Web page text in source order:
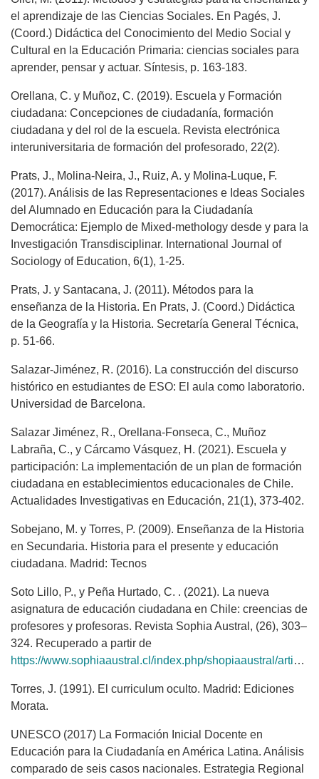
el aprendizaje de las Ciencias Sociales. En Pagés, J.
(Coord.) Didáctica del Conocimiento del Medio Social y
Cultural en la Educación Primaria: ciencias sociales para
aprender, pensar y actuar. Síntesis, p. 163-183.
Orellana, C. y Muñoz, C. (2019). Escuela y Formación
ciudadana: Concepciones de ciudadanía, formación
ciudadana y del rol de la escuela. Revista electrónica
interuniversitaria de formación del profesorado, 22(2).
Prats, J., Molina-Neira, J., Ruiz, A. y Molina-Luque, F.
(2017). Análisis de las Representaciones e Ideas Sociales
del Alumnado en Educación para la Ciudadanía
Democrática: Ejemplo de Mixed-methology desde y para la
Investigación Transdisciplinar. International Journal of
Sociology of Education, 6(1), 1-25.
Prats, J. y Santacana, J. (2011). Métodos para la
enseñanza de la Historia. En Prats, J. (Coord.) Didáctica
de la Geografía y la Historia. Secretaría General Técnica,
p. 51-66.
Salazar-Jiménez, R. (2016). La construcción del discurso
histórico en estudiantes de ESO: El aula como laboratorio.
Universidad de Barcelona.
Salazar Jiménez, R., Orellana-Fonseca, C., Muñoz
Labraña, C., y Cárcamo Vásquez, H. (2021). Escuela y
participación: La implementación de un plan de formación
ciudadana en establecimientos educacionales de Chile.
Actualidades Investigativas en Educación, 21(1), 373-402.
Sobejano, M. y Torres, P. (2009). Enseñanza de la Historia
en Secundaria. Historia para el presente y educación
ciudadana. Madrid: Tecnos
Soto Lillo, P., y Peña Hurtado, C. . (2021). La nueva
asignatura de educación ciudadana en Chile: creencias de
profesores y profesoras. Revista Sophia Austral, (26), 303–
324. Recuperado a partir de
https://www.sophiaaustral.cl/index.php/shopiaaustral/article/view/366
Torres, J. (1991). El curriculum oculto. Madrid: Ediciones
Morata.
UNESCO (2017) La Formación Inicial Docente en
Educación para la Ciudadanía en América Latina. Análisis
comparado de seis casos nacionales. Estrategia Regional